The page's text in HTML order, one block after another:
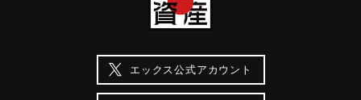
エックス公式アカウント